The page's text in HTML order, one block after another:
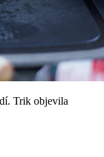
Trik objevila